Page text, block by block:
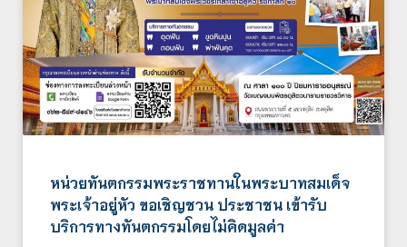
หน่วยทันตกรรมพระราชทานในพระบาทสมเด็จ
พระเจ้าอยู่หัว ขอเชิญชวน ประชาชน เข้ารับ
บริการทางทันตกรรมโดยไม่คิดมูลค่า